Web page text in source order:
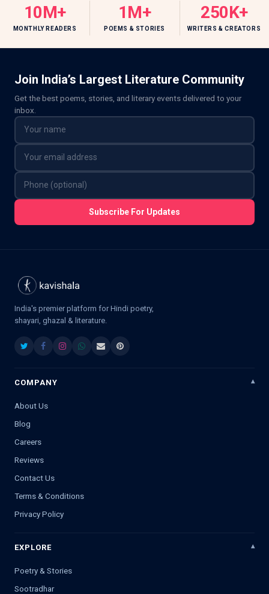
10M+
MONTHLY READERS
1M+
POEMS & STORIES
250K+
WRITERS & CREATORS
Join India’s Largest Literature Community
Get the best poems, stories, and literary events delivered to your
inbox.
Subscribe For Updates
India's premier platform for Hindi poetry,
shayari, ghazal & literature.
COMPANY
About Us
Blog
Careers
Reviews
Contact Us
Terms & Conditions
Privacy Policy
EXPLORE
Poetry & Stories
Sootradhar